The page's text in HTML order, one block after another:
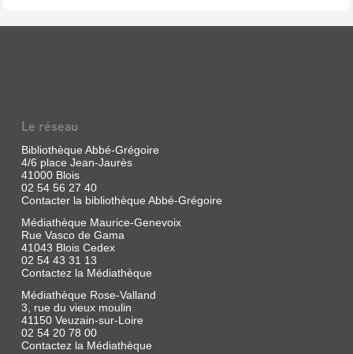
Läckberg,
Camilla
Casterman,
2014
Auteure
de
biographies,
Erica
Falck,
35
est
installée
dans
une
petite
Le réseau
Bibliothèque Abbé-Grégoire
4/6 place Jean-Jaurès
41000 Blois
02 54 56 27 40
Contacter la bibliothèque Abbé-Grégoire
Médiathèque Maurice-Genevoix
Rue Vasco de Gama
41043 Blois Cedex
02 54 43 31 13
Contactez la Médiathèque
Médiathèque Rose-Valland
3, rue du vieux moulin
41150 Veuzain-sur-Loire
02 54 20 78 00
Contactez la Médiathèque